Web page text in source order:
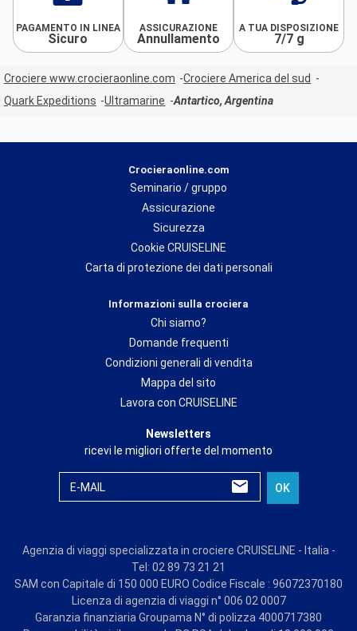
PAGAMENTO IN LINEA
Sicuro
ASSICURAZIONE
Annullamento
A TUA DISPOSIZIONE
7/7 g
Crociere www.crocieraonline.com
Crociere America del sud
Quark Expeditions
Ultramarine Antartico, Argentina
Crocieraonline.com
Seminario / gruppo
Assicurazione
Sicurezza
Cookie CRUISELINE
Carta di protezione dei dati personali
Informazioni sulla crociera
Chi siamo?
Domande frequenti
Condizioni generali di vendita
Mappa del sito
Lavora con CRUISELINE
Newsletters
ricevi le migliori offerte del momento
E-MAIL OK
Agenzia di viaggi specializzata in crociere CRUISELINE - Italia -
Tel: 02 89 73 21 21
SAM con Capitale di 150 000 EURO Codice Fiscale : 96072370180
Licenza di agenzia di viaggi n° 006 02 0007
Garanzia finanziaria Groupama N° di polizza 4000717380